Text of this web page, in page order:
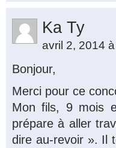
Ka Ty
avril 2, 2014
Bonjour,
Merci pour ce
Mon fils, 9 mois
prépare à aller
dire au-revoir ». Il